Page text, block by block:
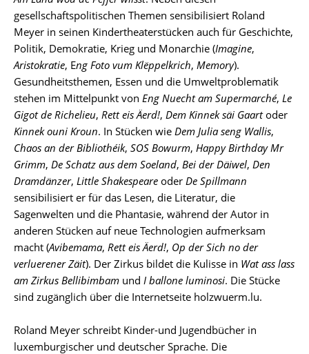
gesellschaftspolitischen Themen sensibilisiert Roland
Meyer in seinen Kindertheaterstücken auch für Geschichte,
Politik, Demokratie, Krieg und Monarchie (Imagine,
Aristokratie, Eng Foto vum Klëppelkrich, Memory).
Gesundheitsthemen, Essen und die Umweltproblematik
stehen im Mittelpunkt von Eng Nuecht am Supermarché, Le
Gigot de Richelieu, Rett eis Äerd!, Dem Kinnek säi Gaartoder
Kinnek ouni Kroun. In Stücken wie Dem Julia seng Wallis,
Chaos an der Bibliothéik, SOS Bowurm, Happy Birthday Mr
Grimm, De Schatz aus dem Soeland, Bei der Däiwel, Den
Dramdänzer, Little Shakespeare oder De Spillmann
sensibilisiert er für das Lesen, die Literatur, die
Sagenwelten und die Phantasie, während der Autor in
anderen Stücken auf neue Technologien aufmerksam
macht (Avibemama, Rett eis Äerd!, Op der Sich no der
verluerener Zäit). Der Zirkus bildet die Kulisse in Wat ass lass
am Zirkus Bellibimbam und I ballone luminosi. Die Stücke
sind zugänglich über die Internetseite holzwuerm.lu.
Roland Meyer schreibt Kinder-und Jugendbücher in
luxemburgischer und deutscher Sprache. Die